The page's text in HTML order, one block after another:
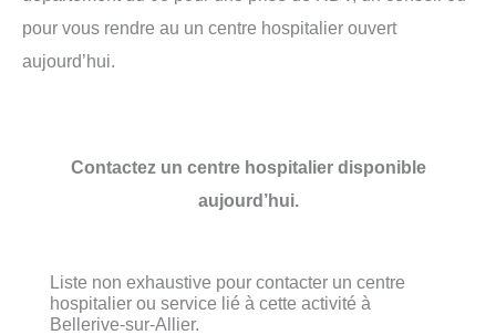
pour vous rendre au un centre hospitalier ouvert
aujourd’hui.
Contactez un centre hospitalier disponible
aujourd’hui.
Liste non exhaustive pour contacter un centre
hospitalier ou service lié à cette activité à
Bellerive-sur-Allier.